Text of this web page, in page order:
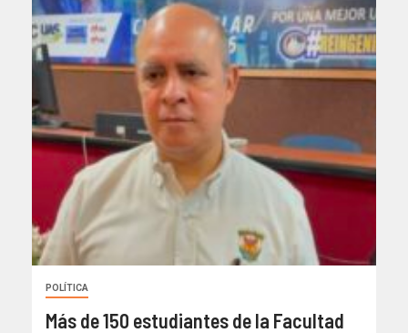
POLÍTICA
Más de 150 estudiantes de la Facultad